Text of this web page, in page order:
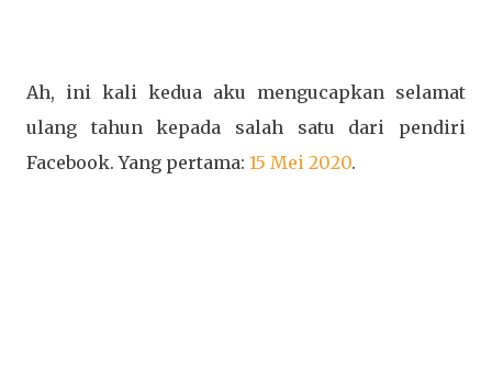
Ah, ini kali kedua aku mengucapkan selamat
ulang tahun kepada salah satu dari pendiri
Facebook. Yang pertama: 15 Mei 2020.